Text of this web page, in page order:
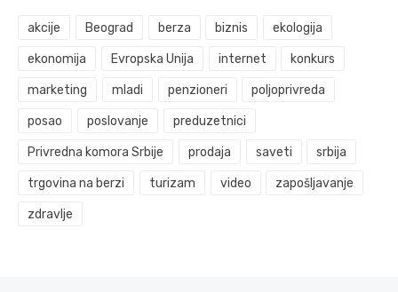
akcije Beograd berza biznis ekologija
ekonomija Evropska Unija internet konkurs
marketing mladi penzioneri poljoprivreda
posao poslovanje preduzetnici
Privredna komora Srbije prodaja saveti srbija
trgovina na berzi turizam video zapošljavanje
zdravlje